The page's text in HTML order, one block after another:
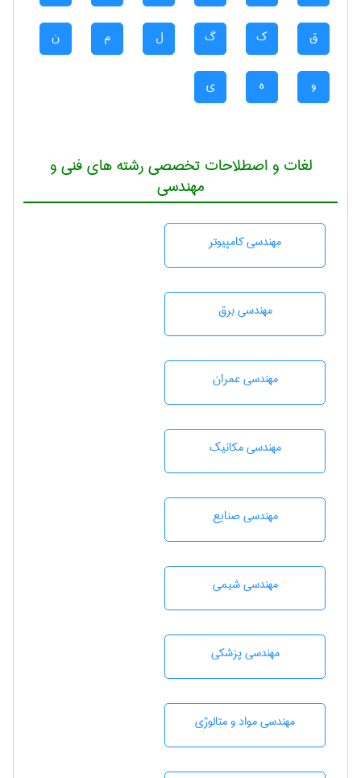
ق ک گ ل م ن
و ه ی
لغات و اصطلاحات تخصصی رشته های فنی و
مهندسی
مهندسی كامپيوتر
مهندسی برق
مهندسی عمران
مهندسی مکانیک
مهندسی صنايع
مهندسي شيمی
مهندسی پزشکی
مهندسی مواد و متالوژی